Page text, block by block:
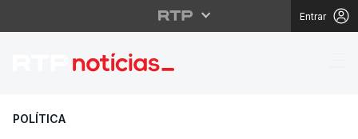
Entrar
Centeno afirma que
POLÍTICA